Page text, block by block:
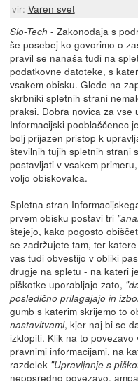
vir: Varen svet
Slo-Tech - Zakonodaja s
še posebej ko govorimo o
pravil se nanaša tudi na
podatkovne datoteke, s
vsakem obisku. Glede na
skrbniki spletnih strani
praksi. Dobra novica za vse
Informacijski pooblaščenec je
bolj prijazen pristop k
številnih tujih spletnih strani
postavljati v vsakem
voljo obiskovalca.
Spletna stran
prvem obisku postavi tri
štejejo, kako pogosto
se zadržujete tam, ter
vas tudi obvestijo v obliki
drugje na spletu - na kateri
piškotke uporabljajo zato,
posledično prilagajajo in
gumb s katerim skrijemo to
nastavitvami, kjer naj bi se
izklopiti. Klik na to
pravnimi informacijami, na
razdelek "Upravljanje s
neposredno povezavo,